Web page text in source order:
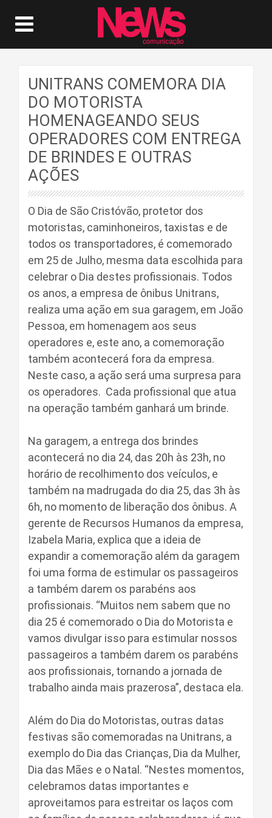
UNITRANS COMEMORA DIA
DO MOTORISTA
HOMENAGEANDO SEUS
OPERADORES COM ENTREGA
DE BRINDES E OUTRAS
AÇÕES
O Dia de São Cristóvão, protetor dos
motoristas, caminhoneiros, taxistas e de
todos os transportadores, é comemorado
em 25 de Julho, mesma data escolhida para
celebrar o Dia destes profissionais. Todos
os anos, a empresa de ônibus Unitrans,
realiza uma ação em sua garagem, em João
Pessoa, em homenagem aos seus
operadores e, este ano, a comemoração
também acontecerá fora da empresa.
Neste caso, a ação será uma surpresa para
os operadores. Cada profissional que atua
na operação também ganhará um brinde.
Na garagem, a entrega dos brindes
acontecerá no dia 24, das 20h às 23h, no
horário de recolhimento dos veículos, e
também na madrugada do dia 25, das 3h às
6h, no momento de liberação dos ônibus. A
gerente de Recursos Humanos da empresa,
Izabela Maria, explica que a ideia de
expandir a comemoração além da garagem
foi uma forma de estimular os passageiros
a também darem os parabéns aos
profissionais. “Muitos nem sabem que no
dia 25 é comemorado o Dia do Motorista e
vamos divulgar isso para estimular nossos
passageiros a também darem os parabéns
aos profissionais, tornando a jornada de
trabalho ainda mais prazerosa”, destaca ela.
Além do Dia do Motoristas, outras datas
festivas são comemoradas na Unitrans, a
exemplo do Dia das Crianças, Dia da Mulher,
Dia das Mães e o Natal. “Nestes momentos,
celebramos datas importantes e
aproveitamos para estreitar os laços com